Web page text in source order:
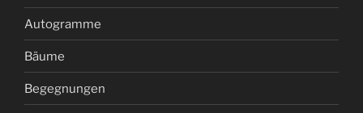
Autogramme
Bäume
Begegnungen